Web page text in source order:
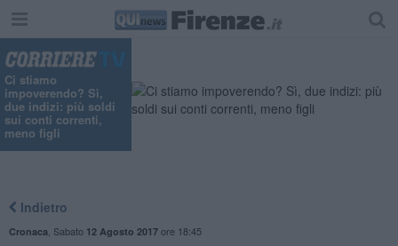
Ci stiamo
impoverendo? Sì,
due indizi: più soldi
sui conti correnti,
meno figli
Indietro
Cronaca Sabato 12 Agosto 2017ore 18:45